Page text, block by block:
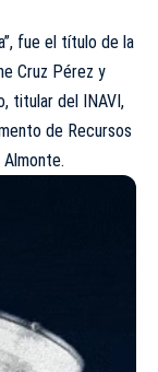
fue el título de la
Cruz Pérez y
titular del INAVI,
de Recursos
Almonte.